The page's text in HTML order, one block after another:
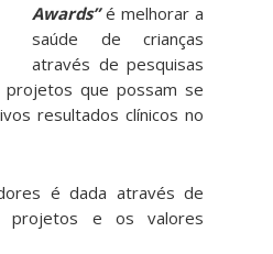
Awards”é melhorar a
saúde de crianças
através de pesquisas
que possam se
resultados clínicos no
é dada através de
projetos e os valores